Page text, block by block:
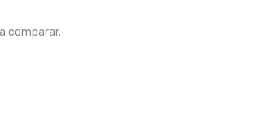
comparar.